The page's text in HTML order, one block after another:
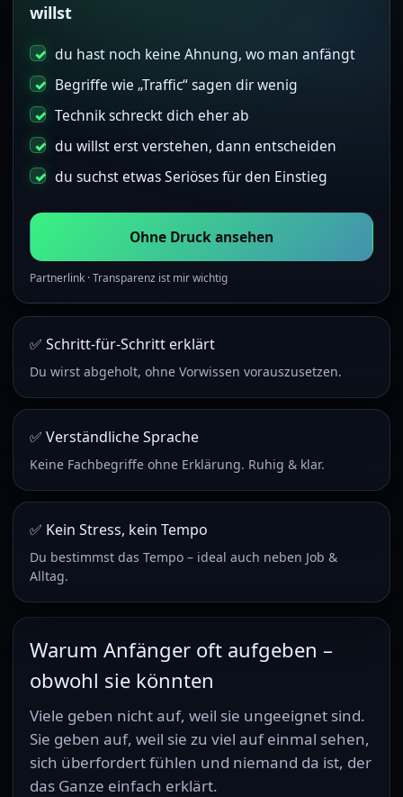
willst
du hast noch keine Ahnung, wo man anfängt
Begriffe wie „Traffic“ sagen dir wenig
Technik schreckt dich eher ab
du willst erst verstehen, dann entscheiden
du suchst etwas Seriöses für den Einstieg
Ohne Druck ansehen
Partnerlink · Transparenz ist mir wichtig
✅ Schritt-für-Schritt erklärt
Du wirst abgeholt, ohne Vorwissen vorauszusetzen.
✅ Verständliche Sprache
Keine Fachbegriffe ohne Erklärung. Ruhig & klar.
✅ Kein Stress, kein Tempo
Du bestimmst das Tempo – ideal auch neben Job &
Alltag.
Warum Anfänger oft aufgeben –
obwohl sie könnten
Viele geben nicht auf, weil sie ungeeignet sind.
Sie geben auf, weil sie zu viel auf einmal sehen,
sich überfordert fühlen und niemand da ist, der
das Ganze einfach erklärt.